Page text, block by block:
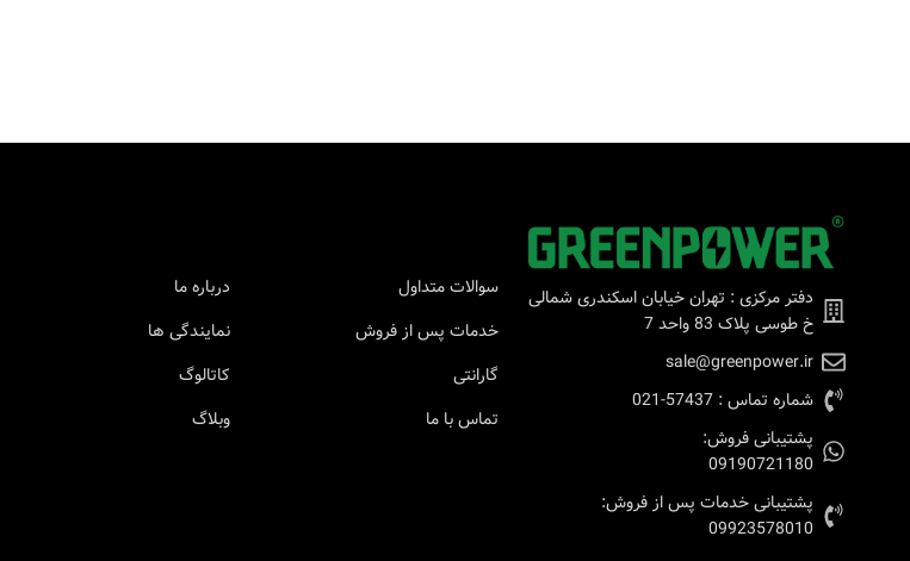
دفتر مرکزی : تهران خیابان اسکندری شمالی
خ طوسی پلاک 83 واحد 7
sale@greenpower.ir
شماره تماس : 57437-021
پشتیبانی فروش:
09190721180
پشتیبانی خدمات پس از فروش:
09923578010
سوالات متداول
خدمات پس از فروش
گارانتی
تماس با ما
درباره ما
نمایندگی ها
کاتالوگ
وبلاگ